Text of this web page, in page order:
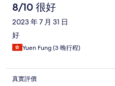
8/10 很好
2023 年 7 月 31 日
好
Yuen Fung (3 晚行程)
真實評價